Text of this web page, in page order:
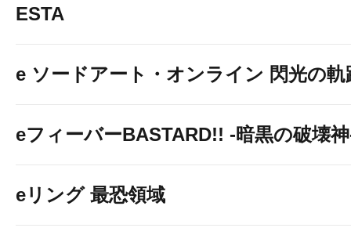
ESTA
e ソードアート・オンライン 閃光の軌
eフィーバーBASTARD!! -暗黒の破壊
eリング 最恐領域